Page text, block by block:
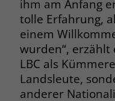
ihm am Anfang
tolle Erfahrung,
einem
wurden“, erzählt
LBC als
Landsleute,
anderer
Zweck
Cookie
Cookie
und